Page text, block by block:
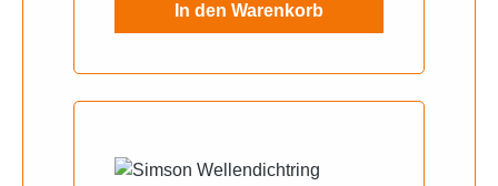
In den Warenkorb